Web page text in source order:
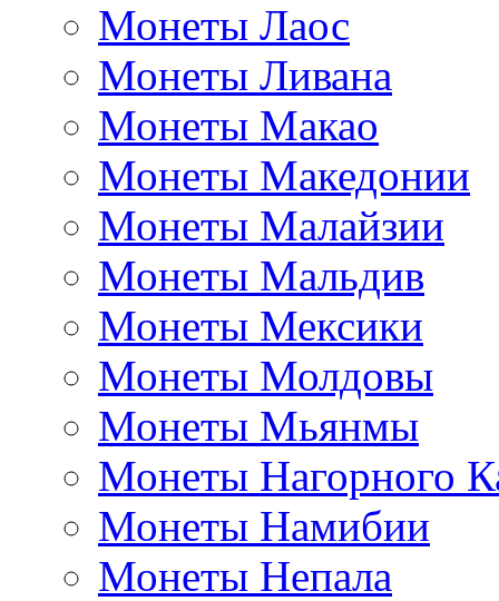
Монеты Лаос
Монеты Ливана
Монеты Макао
Монеты Македонии
Монеты Малайзии
Монеты Мальдив
Монеты Мексики
Монеты Молдовы
Монеты Мьянмы
Монеты Нагорного
Монеты Намибии
Монеты Непала